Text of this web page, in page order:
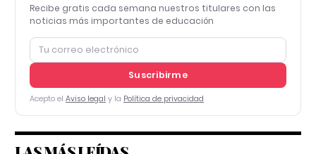
Recibe gratis cada semana nuestros titulares con las
noticias más importantes de educación
Suscribirme
Acepto el Aviso legal y la Política de privacidad